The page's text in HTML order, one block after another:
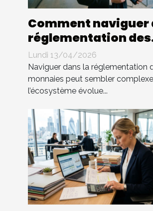
Comment naviguer
réglementation des
crypto-monnaies ?
Lundi 13/04/2026
Naviguer dans la réglementation
monnaies peut sembler
l’écosystème évolue...